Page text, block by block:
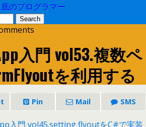
のプログラマー
入門 vol53.複数ペ
を利用する
Pin Mail SMS
入門 vol45.setting flyoutをC#で実装